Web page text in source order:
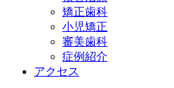
矯正歯科
小児矯正
審美歯科
症例紹介
アクセス